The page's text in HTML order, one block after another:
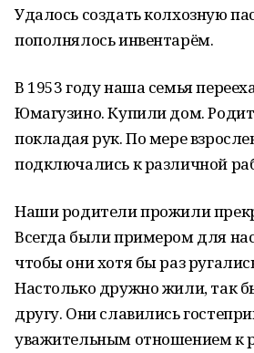
Удалось создать колхозную
пополнялось инвентарём.
В 1953 году наша семья
Юмагузино. Купили дом.
покладая рук. По мере
подключались к различной
Наши родители прожили
Всегда были примером для
чтобы они хотя бы раз
Настолько дружно жили, так
другу. Они славились
уважительным отношением к